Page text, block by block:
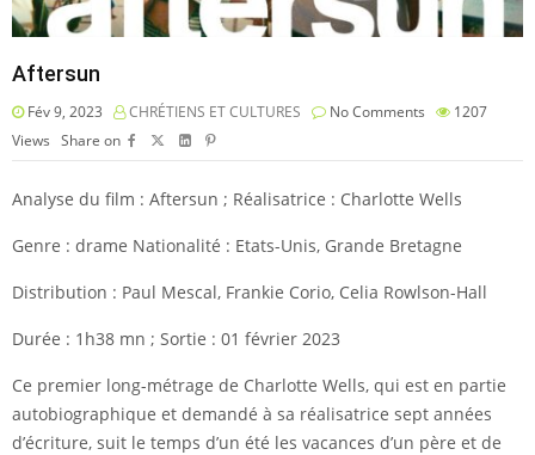
Aftersun
Fév 9, 2023 CHRÉTIENS ET CULTURES No Comments
1207
Views Share on
Analyse du film : Aftersun ; Réalisatrice : Charlotte Wells
Genre : drame Nationalité : Etats-Unis, Grande Bretagne
Distribution : Paul Mescal, Frankie Corio, Celia Rowlson-Hall
Durée : 1h38 mn ; Sortie : 01 février 2023
Ce premier long-métrage de Charlotte Wells, qui est en partie
autobiographique et demandé à sa réalisatrice sept années
d’écriture, suit le temps d’un été les vacances d’un père et de